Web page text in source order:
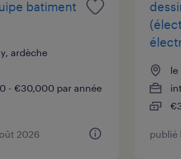
batiment
ardèche
- €30,000 par année
2026
le
publié